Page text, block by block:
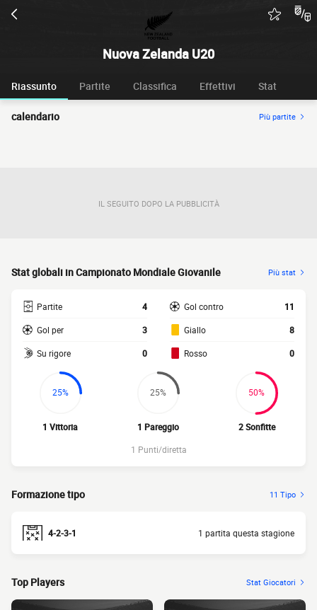
Nuova Zelanda U20
Riassunto Partite Classifica Effettivi Stat
calendario Più partite
IL SEGUITO DOPO LA PUBBLICITÀ
Stat globali in Campionato Mondiale Giovanile Più stat
Partite 4
Gol per 3
Su rigore 0
Gol contro 11
Giallo 8
Rosso 0
25%
1 Vittoria
25%
1 Pareggio
50%
2 Sonfitte
1 Punti/diretta
Formazione tipo 11 Tipo
4-2-3-1 1 partita questa stagione
Top Players Stat Giocatori